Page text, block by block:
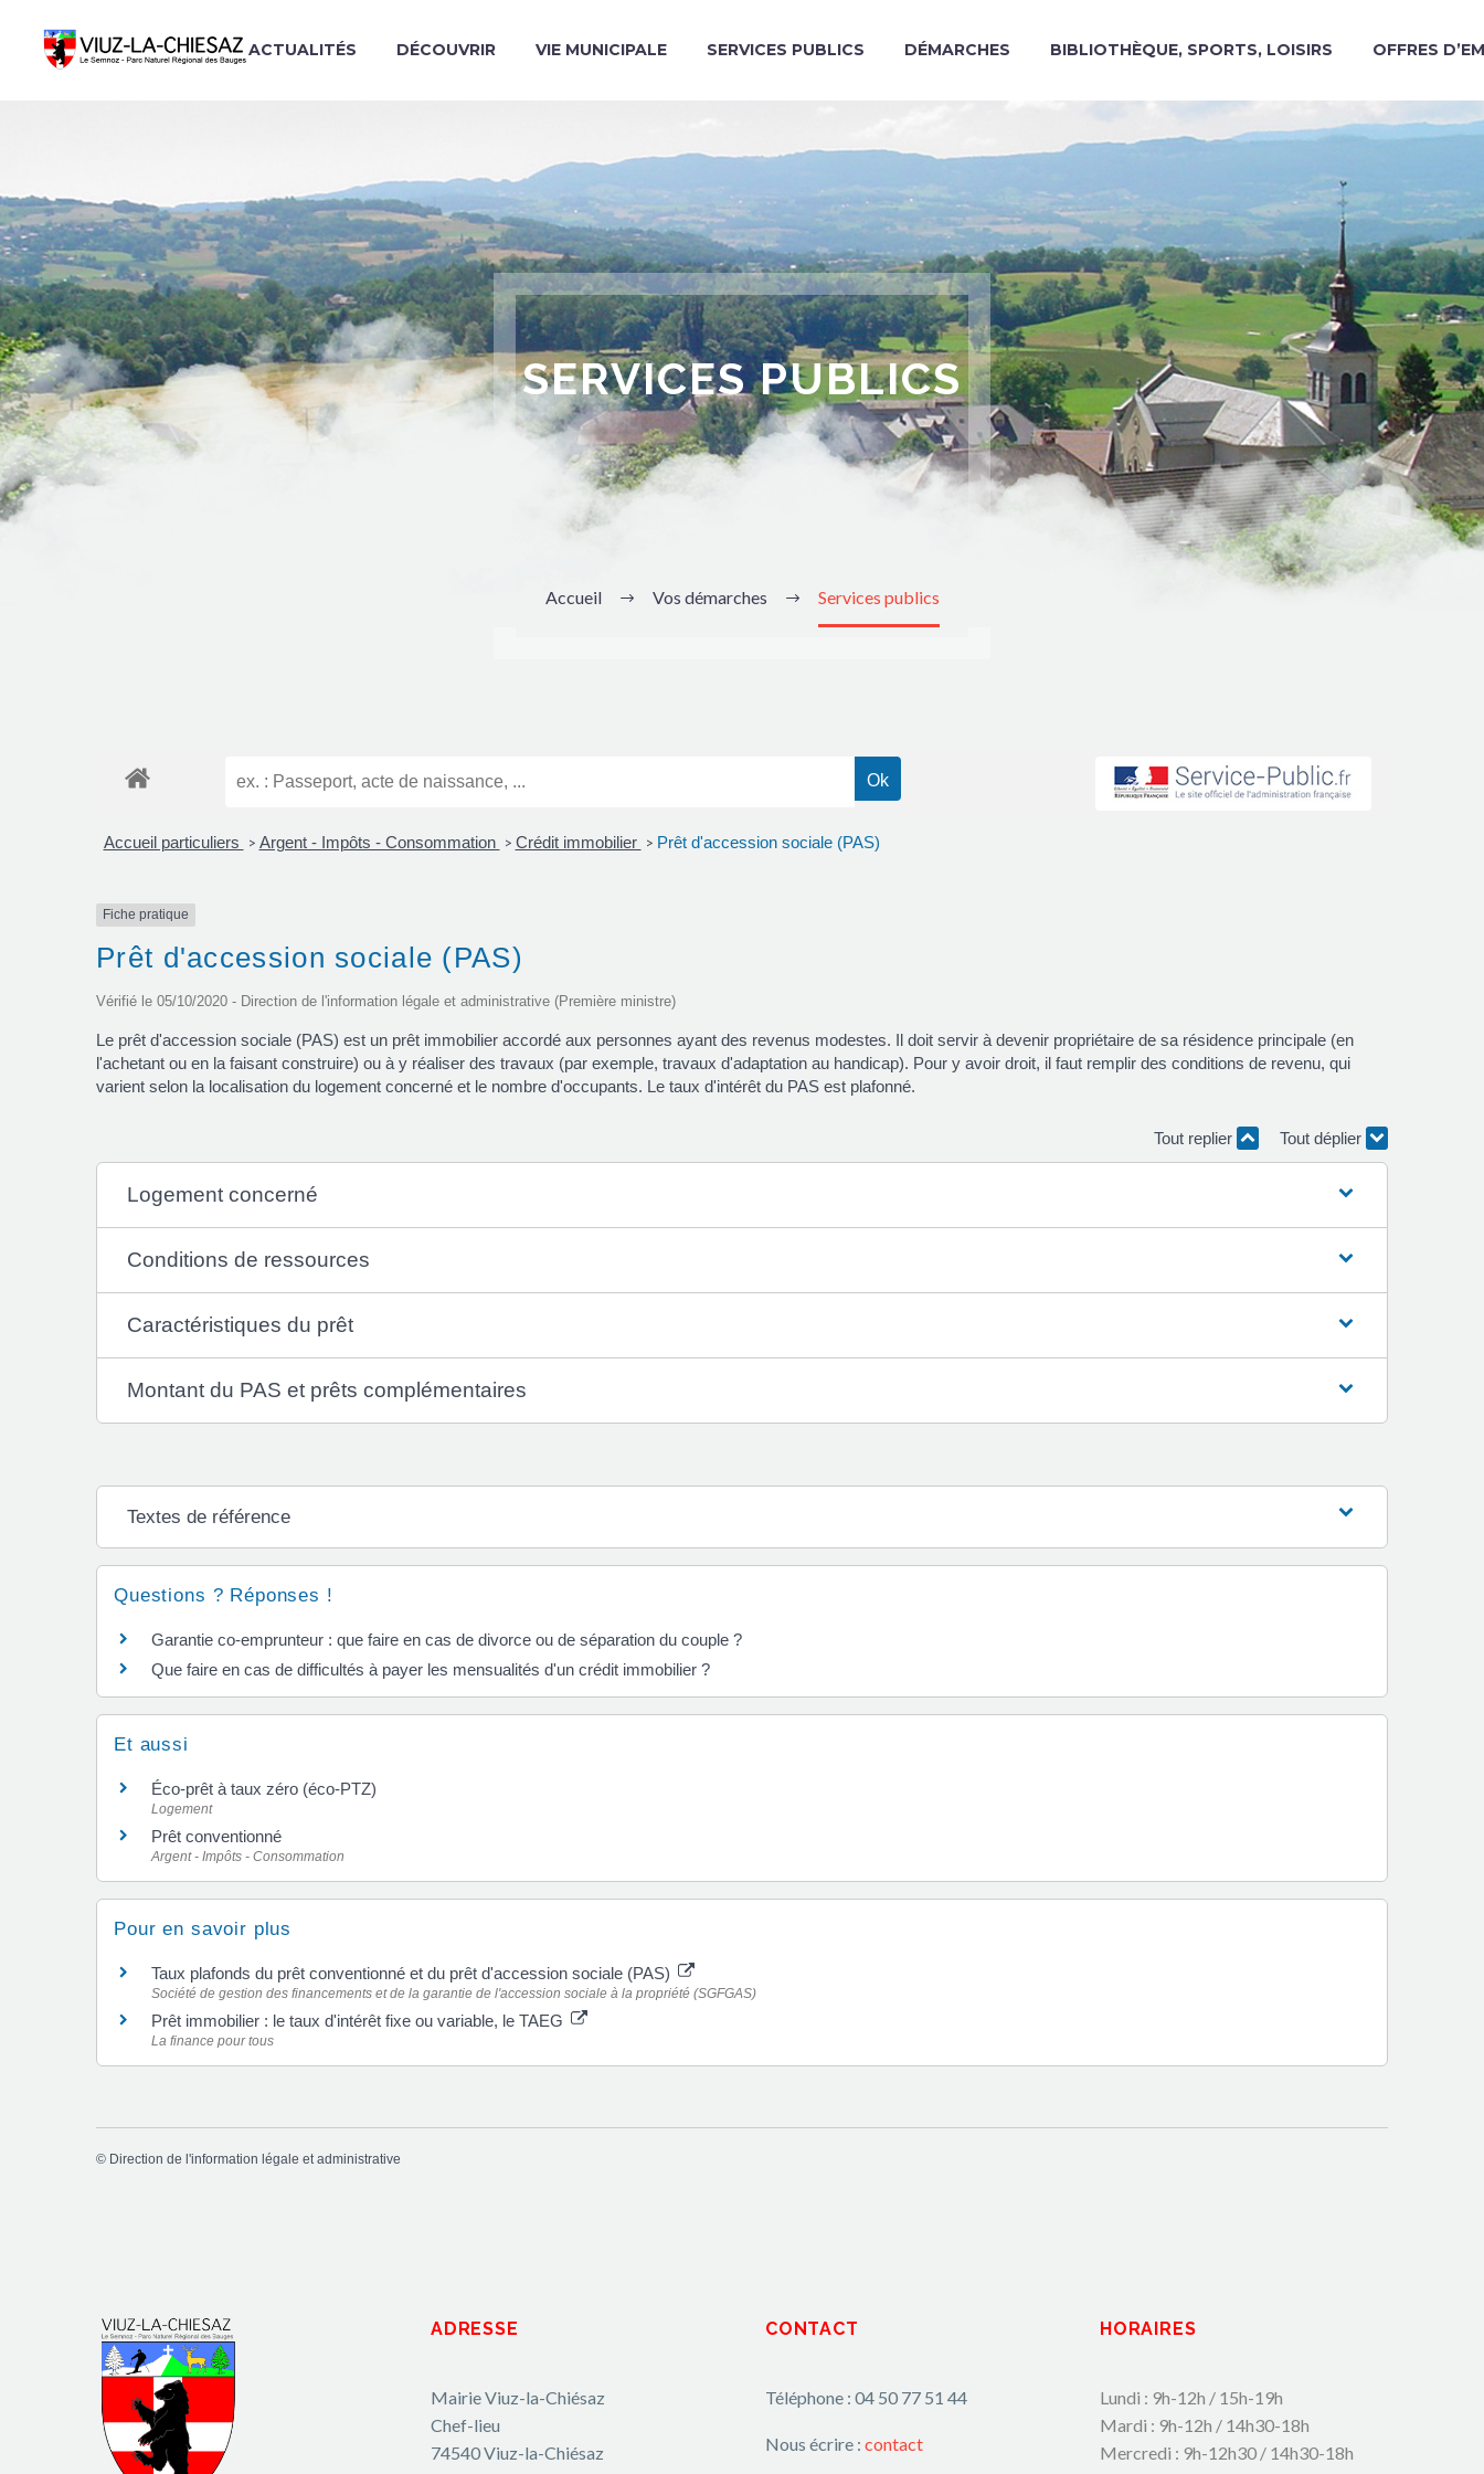
ACTUALITÉS DÉCOUVRIR VIE MUNICIPALE SERVICES PUBLICS DÉMARCHES BIBLIOTHÈQUE, SPORTS, LOISIRS OFFRES
SERVICES PUBLICS
Accueil Vos démarches Services publics
Accueil particuliers > Argent - Impôts - Consommation > Crédit immobilier > Prêt d'accession sociale (PAS)
Fiche pratique
Prêt d'accession sociale (PAS)
Vérifié le 05/10/2020 - Direction de l'information légale et administrative (Première ministre)
Le prêt d'accession sociale (PAS) est un prêt immobilier accordé aux personnes ayant des revenus modestes. Il doit servir à devenir propriétaire de sa résidence principale (en
l'achetant ou en la faisant construire) ou à y réaliser des travaux (par exemple, travaux d'adaptation au handicap). Pour y avoir droit, il faut remplir des conditions de revenu, qui
varient selon la localisation du logement concerné et le nombre d'occupants. Le taux d'intérêt du PAS est plafonné.
Tout replier Tout déplier
Logement concerné
Conditions de ressources
Caractéristiques du prêt
Montant du PAS et prêts complémentaires
Textes de référence
Questions ? Réponses !
Garantie co-emprunteur : que faire en cas de divorce ou de séparation du couple ?
Que faire en cas de difficultés à payer les mensualités d'un crédit immobilier ?
Et aussi
Éco-prêt à taux zéro (éco-PTZ)
Logement
Prêt conventionné
Argent - Impôts - Consommation
Pour en savoir plus
Taux plafonds du prêt conventionné et du prêt d'accession sociale (PAS)
Société de gestion des financements et de la garantie de l'accession sociale à la propriété (SGFGAS)
Prêt immobilier : le taux d'intérêt fixe ou variable, le TAEG
La finance pour tous
© Direction de l'information légale et administrative
ADRESSE
Mairie Viuz-la-Chiésaz
Chef-lieu
74540 Viuz-la-Chiésaz
CONTACT
Téléphone : 04 50 77 51 44
Nous écrire : contact
HORAIRES
Lundi : 9h-12h / 15h-19h
Mardi : 9h-12h / 14h30-18h
Mercredi : 9h-12h30 / 14h30-18h